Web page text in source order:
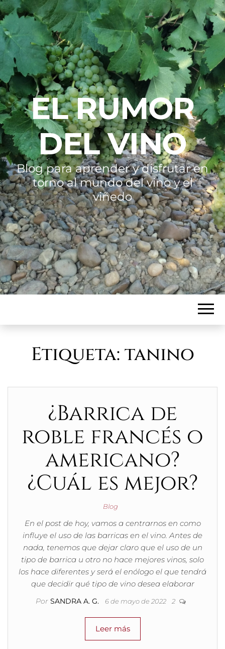
EL RUMOR
DEL VINO
Blog para aprender y disfrutar en
torno al mundo del vino y el
viñedo
Etiqueta: tanino
¿Barrica de
roble francés o
americano?
¿Cuál es mejor?
Blog
En el post de hoy, vamos a centrarnos en como
influye el uso de las barricas en el vino. Antes de
nada, tenemos que dejar claro que el uso de un
tipo de barrica u otro no hace mejores vinos, solo
los hace diferentes y será el enólogo el que tendrá
que decidir qué tipo de vino desea elaborar
Por SANDRA A. G. 6 de mayo de 2022 2
Leer más